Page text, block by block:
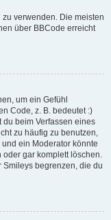
verwenden. Die meisten
über BBCode erreicht
um ein Gefühl
Code, z. B. bedeutet :)
beim Verfassen eines
zu häufig zu benutzen,
ein Moderator könnte
gar komplett löschen.
begrenzen, die du